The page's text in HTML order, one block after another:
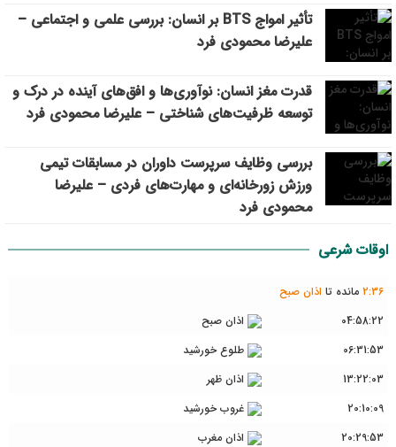
تأثیر امواج BTS بر انسان: بررسی علمی و اجتماعی –
علیرضا محمودی فرد
قدرت مغز انسان: نوآوری‌ها و افق‌های آینده در درک و
توسعه ظرفیت‌های شناختی – علیرضا محمودی فرد
بررسی وظايف سرپرست داوران در مسابقات تیمي
ورزش زورخانه‌ای و مهارت‌های فردی – علیرضا
محمودی فرد
اوقات شرعی
2:36 مانده تا اذان صبح
04:58:22
اذان صبح
06:31:53
طلوع خورشید
13:22:03
اذان ظهر
20:10:09
غروب خورشید
20:29:53
اذان مغرب